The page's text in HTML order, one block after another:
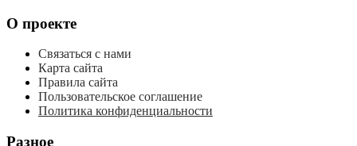
О проекте
Связаться с нами
Карта сайта
Правила сайта
Пользовательское соглашение
Политика конфиденциальности
Разное